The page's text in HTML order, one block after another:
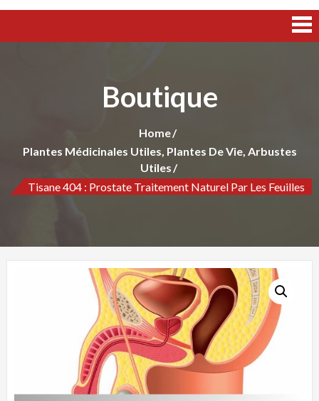
Boutique
Home
Plantes Médicinales Utiles, Plantes De Vie, Arbustes
Utiles
Tisane 404 : Prostate Traitement Naturel Par Les Feuilles